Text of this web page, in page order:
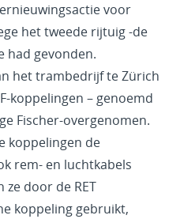
voor
het tweede rijtuig -de
had gevonden.
het trambedrijf te Zürich
koppelingen – genoemd
Fischer-overgenomen.
koppelingen de
rem- en luchtkabels
door de RET
koppeling gebruikt,